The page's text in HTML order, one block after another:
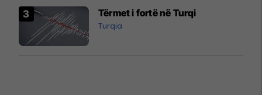
Tërmet i fortë në Turqi
Turqia